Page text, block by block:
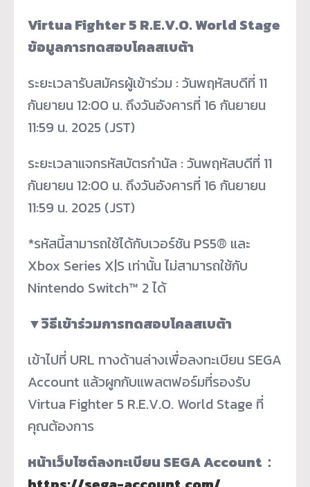
Virtua Fighter 5 R.E.V.O. World Stage
ข้อมูลการทดสอบโคลสเบต้า
ระยะเวลารับสมัครผู้เข้าร่วม : วันพฤหัสบดีที่ 11
กันยายน 12:00 น. ถึงวันอังคารที่ 16 กันยายน
11:59 น. 2025 (JST)
ระยะเวลาแจกรหัสบัตรกำนัล : วันพฤหัสบดีที่ 11
กันยายน 12:00 น. ถึงวันอังคารที่ 16 กันยายน
11:59 น. 2025 (JST)
*รหัสนี้สามารถใช้ได้กับเวอร์ชัน PS5® และ
Xbox Series X|S เท่านั้น ไม่สามารถใช้กับ
Nintendo Switch™ 2 ได้
▼วิธีเข้าร่วมการทดสอบโคลสเบต้า
เข้าไปที่ URL ทางด้านล่างเพื่อลงทะเบียน SEGA
Account แล้วผูกกับแพลตฟอร์มที่รองรับ
Virtua Fighter 5 R.E.V.O. World Stage ที่
คุณต้องการ
หน้าเว็บไซต์ลงทะเบียน SEGA Account ：